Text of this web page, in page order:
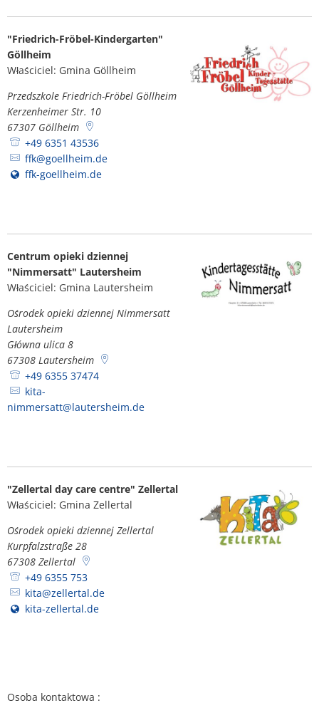
"Friedrich-Fröbel-Kindergarten"
Göllheim
Właściciel: Gmina Göllheim
Przedszkole Friedrich-Fröbel Göllheim
Kerzenheimer Str. 10
67307 Göllheim
+49 6351 43536
ffk@goellheim.de
ffk-goellheim.de
Centrum opieki dziennej
"Nimmersatt" Lautersheim
Właściciel: Gmina Lautersheim
Ośrodek opieki dziennej Nimmersatt
Lautersheim
Główna ulica 8
67308 Lautersheim
+49 6355 37474
kita-
nimmersatt@lautersheim.de
"Zellertal day care centre" Zellertal
Właściciel: Gmina Zellertal
Ośrodek opieki dziennej Zellertal
Kurpfalzstraße 28
67308 Zellertal
+49 6355 753
kita@zellertal.de
kita-zellertal.de
Osoba kontaktowa :